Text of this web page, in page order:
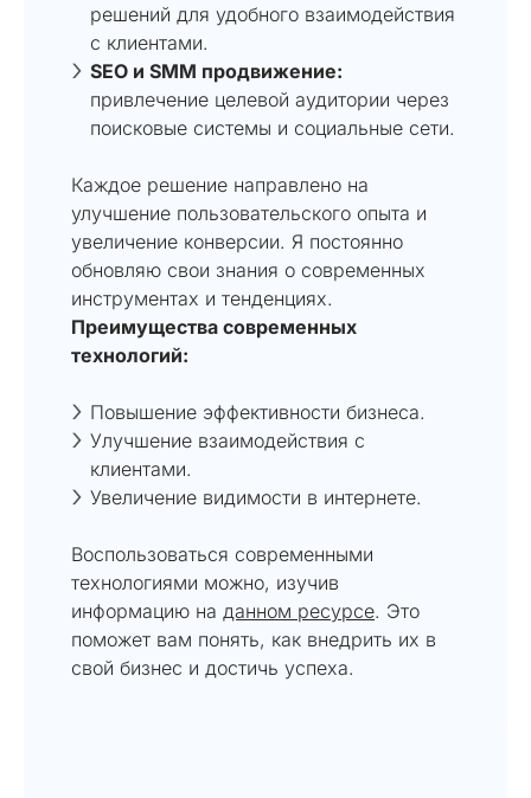
решений для удобного взаимодействия
с клиентами.
SEO и SMM продвижение:
привлечение целевой аудитории через
поисковые системы и социальные сети.
Каждое решение направлено на
улучшение пользовательского опыта и
увеличение конверсии. Я постоянно
обновляю свои знания о современных
инструментах и тенденциях.
Преимущества современных
технологий:
Повышение эффективности бизнеса.
Улучшение взаимодействия с
клиентами.
Увеличение видимости в интернете.
Воспользоваться современными
технологиями можно, изучив
информацию на данном ресурсе. Это
поможет вам понять, как внедрить их в
свой бизнес и достичь успеха.